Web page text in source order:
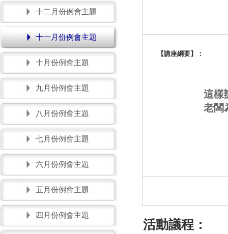
十二月份例會主題
十一月份例會主題
十月份例會主題
九月份例會主題
八月份例會主題
七月份例會主題
六月份例會主題
五月份例會主題
四月份例會主題
【講座綱要】：
這樣
老闆
活動議程：